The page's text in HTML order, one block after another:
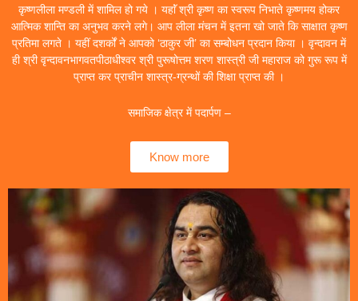
कृष्णलीला मण्डली में शामिल हो गये । यहाॅं श्री कृष्ण का स्वरूप निभाते कृष्णमय होकर
आत्मिक शान्ति का अनुभव करने लगे। आप लीला मंचन में इतना खो जाते कि साक्षात कृष्ण
प्रतिमा लगते । यहीं दशर्कों ने आपको ‘ठाकुर जी’ का सम्बोधन प्रदान किया । वृन्दावन में
ही श्री वृन्दावनभागवतपीठाधीश्वर श्री पुरूषोत्तम शरण शास्त्री जी महाराज को गुरू रूप में
प्राप्त कर प्राचीन शास्त्र-ग्रन्थों की शिक्षा प्राप्त की ।
समाजिक क्षेत्र में पदार्पण –
Know more